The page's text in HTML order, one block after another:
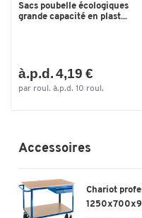
Sacs poubelle écologiques
grande capacité en plast...
à.p.d. 4,19 €
par roul. à.p.d. 10 roul.
Accessoires
Chariot